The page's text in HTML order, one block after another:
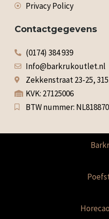
Privacy Policy
Contactgegevens
(0174) 384 939
Info@barkrukoutlet.nl
Zekkenstraat 23-25,
KVK: 27125006
BTW nummer: